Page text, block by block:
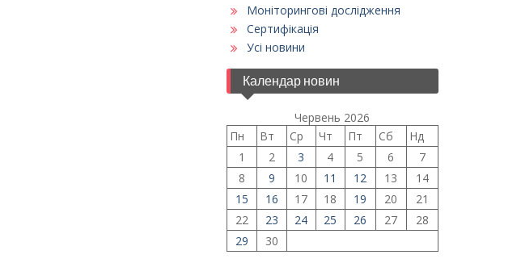
Моніторингові дослідження
Сертифікація
Усі новини
Календар новин
Червень 2026
Пн
Вт Ср Чт Пт Сб
Нд
1
2 3 4 5 6
7
8
9 10 11 12 13
14
15
16 17 18 19 20
21
22
23 24 25 26 27
28
29
30